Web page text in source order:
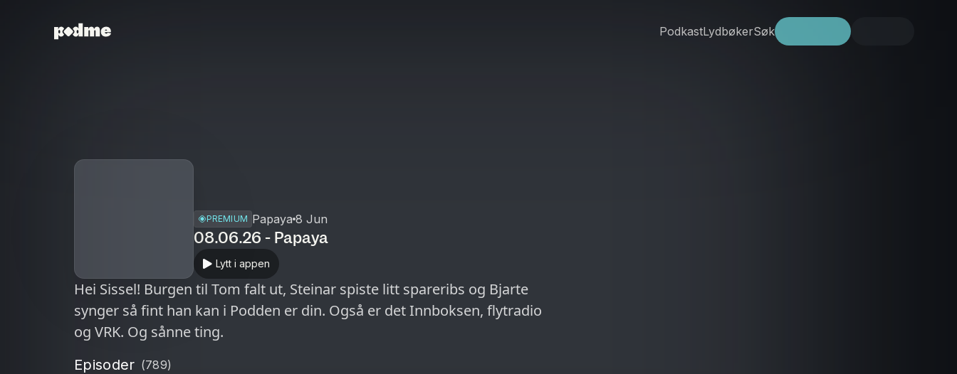
PodkastLydbøkerSøk
PREMIUM Papaya 8 Jun
08.06.26 - Papaya
Lytt i appen
Hei Sissel! Burgen til Tom falt ut, Steinar spiste litt spareribs og Bjarte
synger så fint han kan i Podden er din. Også er det Innboksen, flytradio
og VRK. Og sånne ting.
Episoder (789)